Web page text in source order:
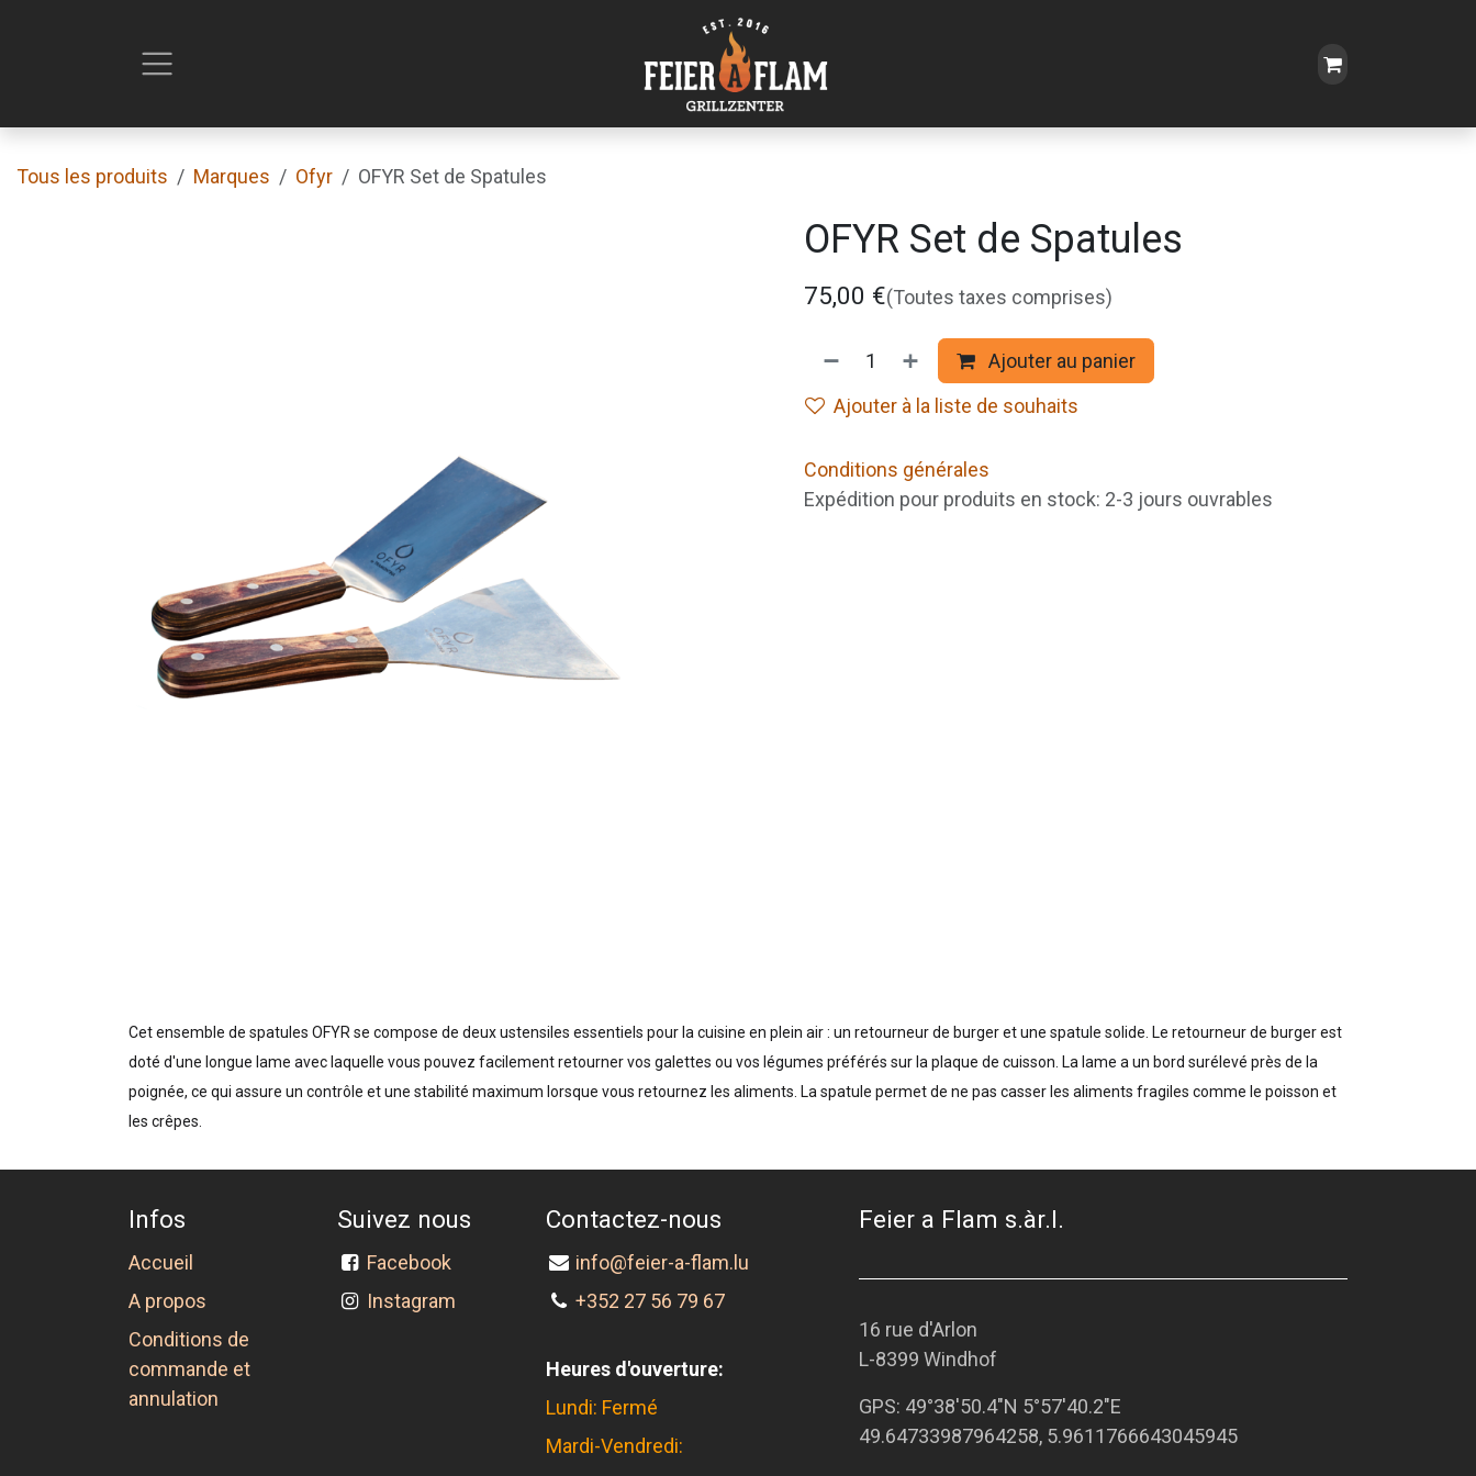
Tous les produits Marques Ofyr OFYR Set de Spatules
OFYR Set de Spatules
75,00 €(Toutes taxes comprises)
Ajouter au panier
Ajouter à la liste de souhaits
Conditions générales
Expédition pour produits en stock: 2-3 jours ouvrables
Cet ensemble de spatules OFYR se compose de deux ustensiles essentiels pour la cuisine en plein air : un retourneur de burger et une spatule solide. Le retourneur de burger est
doté d'une longue lame avec laquelle vous pouvez facilement retourner vos galettes ou vos légumes préférés sur la plaque de cuisson. La lame a un bord surélevé près de la
poignée, ce qui assure un contrôle et une stabilité maximum lorsque vous retournez les aliments. La spatule permet de ne pas casser les aliments fragiles comme le poisson et
les crêpes.
Infos
Accueil
A propos
Conditions de
commande et
annulation
Suivez nous
Facebook
Instagram
Contactez-nous
info@feier-a-flam.lu
+352 27 56 79 67
Heures d'ouverture:
Lundi: Fermé
Mardi-Vendredi:
Feier a Flam s.àr.l.
16 rue d'Arlon
L-8399 Windhof
GPS: 49°38'50.4"N 5°57'40.2"E
49.64733987964258, 5.9611766643045945